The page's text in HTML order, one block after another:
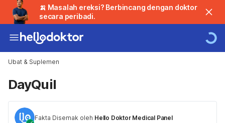
🍌 Masalah ereksi? Berbincang dengan doktor
secara peribadi.
Ubat & Suplemen
DayQuil
Fakta Disemak oleh Hello Doktor Medical Panel